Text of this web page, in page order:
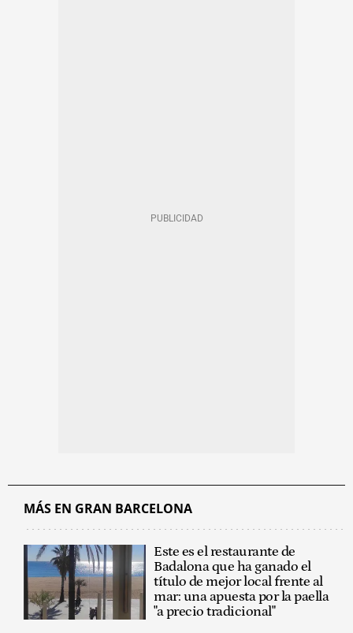
MÁS EN GRAN BARCELONA
Este es el restaurante de
Badalona que ha ganado el
título de mejor local frente al
mar: una apuesta por la paella
"a precio tradicional"